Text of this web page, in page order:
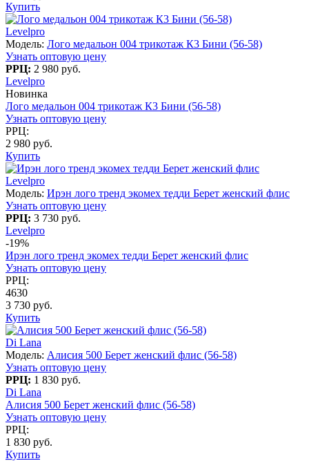
Купить
Levelpro
Модель: Лого медальон 004 трикотаж К3 Бини (56-58)
Узнать оптовую цену
РРЦ: 2 980 руб.
Levelpro
Новинка
Лого медальон 004 трикотаж К3 Бини (56-58)
Узнать оптовую цену
РРЦ:
2 980 руб.
Купить
Levelpro
Модель: Ирэн лого тренд экомех тедди Берет женский флис
Узнать оптовую цену
РРЦ: 3 730 руб.
Levelpro
-19%
Ирэн лого тренд экомех тедди Берет женский флис
Узнать оптовую цену
РРЦ:
4630
3 730 руб.
Купить
Di Lana
Модель: Алисия 500 Берет женский флис (56-58)
Узнать оптовую цену
РРЦ: 1 830 руб.
Di Lana
Алисия 500 Берет женский флис (56-58)
Узнать оптовую цену
РРЦ:
1 830 руб.
Купить